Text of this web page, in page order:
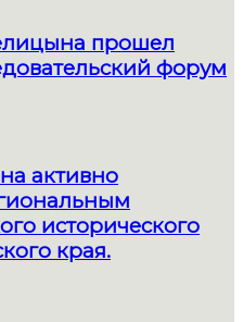
прошел
форум
активно
исторического
края.